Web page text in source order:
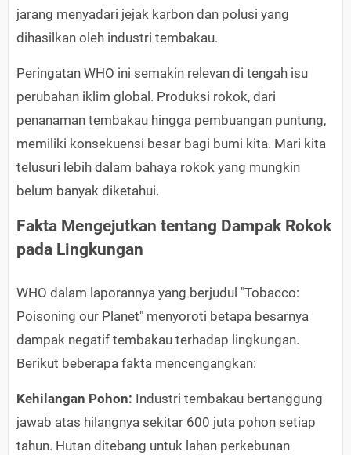
jarang menyadari jejak karbon dan polusi yang
dihasilkan oleh industri tembakau.
Peringatan WHO ini semakin relevan di tengah isu
perubahan iklim global. Produksi rokok, dari
penanaman tembakau hingga pembuangan puntung,
memiliki konsekuensi besar bagi bumi kita. Mari kita
telusuri lebih dalam bahaya rokok yang mungkin
belum banyak diketahui.
Fakta Mengejutkan tentang Dampak Rokok
pada Lingkungan
WHO dalam laporannya yang berjudul "Tobacco:
Poisoning our Planet" menyoroti betapa besarnya
dampak negatif tembakau terhadap lingkungan.
Berikut beberapa fakta mencengangkan:
Kehilangan Pohon: Industri tembakau bertanggung
jawab atas hilangnya sekitar 600 juta pohon setiap
tahun. Hutan ditebang untuk lahan perkebunan